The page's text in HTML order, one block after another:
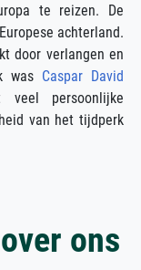
te reizen. De
achterland.
door verlangen en
was Caspar David
persoonlijke
van het tijdperk
ons